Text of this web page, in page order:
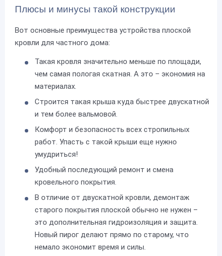
Плюсы и минусы такой конструкции
Вот основные преимущества устройства плоской
кровли для частного дома:
Такая кровля значительно меньше по площади,
чем самая пологая скатная. А это – экономия на
материалах.
Строится такая крыша куда быстрее двускатной
и тем более вальмовой.
Комфорт и безопасность всех стропильных
работ. Упасть с такой крыши еще нужно
умудриться!
Удобный последующий ремонт и смена
кровельного покрытия.
В отличие от двускатной кровли, демонтаж
старого покрытия плоской обычно не нужен –
это дополнительная гидроизоляция и защита.
Новый пирог делают прямо по старому, что
немало экономит время и силы.